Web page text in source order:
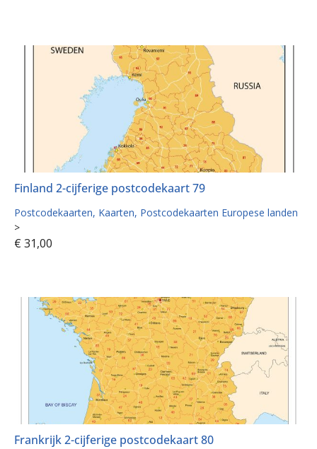
Finland 2-cijferige postcodekaart 79
Postcodekaarten Kaarten Postcodekaarten Europese landen
>
€ 31,00
Frankrijk 2-cijferige postcodekaart 80